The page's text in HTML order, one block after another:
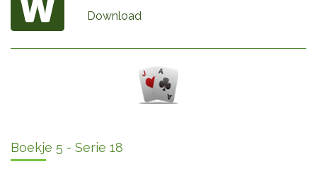
Download
Boekje 5 - Serie 18